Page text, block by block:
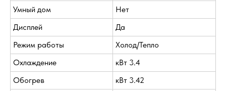
Умный дом
Нет
Дисплей
Да
Режим работы
Холод/Тепло
Охлаждение
кВт 3.4
Обогрев
кВт 3.42